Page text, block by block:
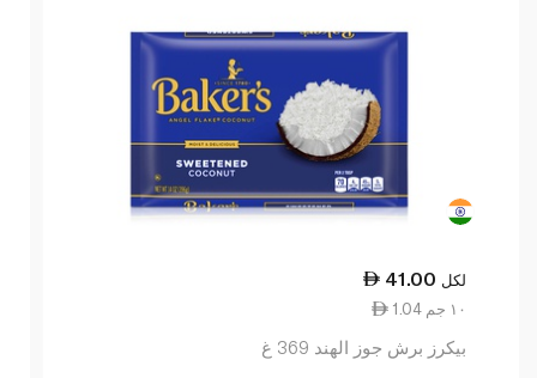
41.00 لكل
1.04 ١٠ جم
بيكرز برش جوز الهند 369 غ